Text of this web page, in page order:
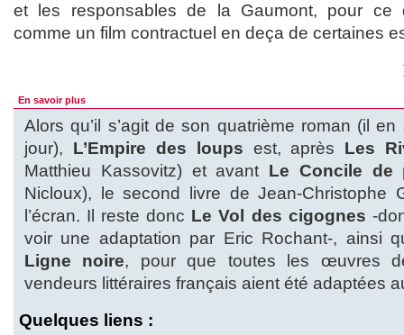
et les responsables de la Gaumont, pour ce
comme un film contractuel en deça de certaines
En savoir plus
Alors qu’il s’agit de son quatrième roman (il
jour), L’Empire des loups est, après Les
Matthieu Kassovitz) et avant Le Concile de
Nicloux), le second livre de Jean-Christophe
l’écran. Il reste donc Le Vol des cigognes -
voir une adaptation par Eric Rochant-, ainsi
Ligne noire, pour que toutes les œuvres
vendeurs littéraires français aient été adaptées
Quelques liens :